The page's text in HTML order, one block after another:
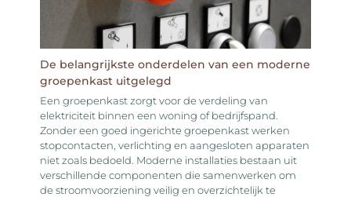
De belangrijkste onderdelen van een moderne
groepenkast uitgelegd
Een groepenkast zorgt voor de verdeling van
elektriciteit binnen een woning of bedrijfspand.
Zonder een goed ingerichte groepenkast werken
stopcontacten, verlichting en aangesloten apparaten
niet zoals bedoeld. Moderne installaties bestaan uit
verschillende componenten die samenwerken om
de stroomvoorziening veilig en overzichtelijk te